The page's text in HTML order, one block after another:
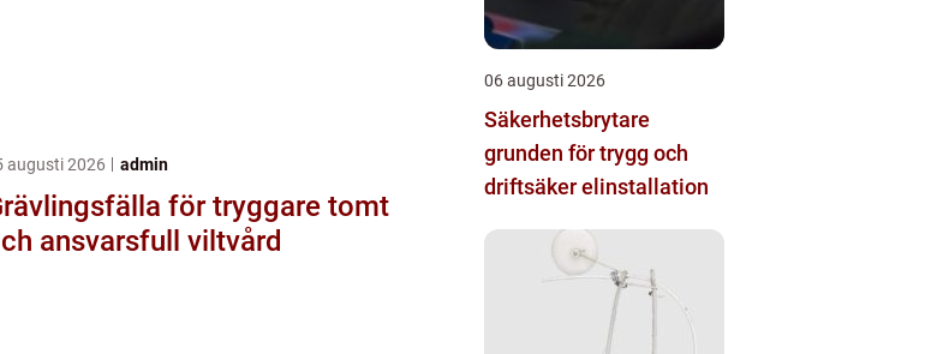
augusti 2026 admin
för tryggare tomt
ansvarsfull viltvård
06 augusti 2026
Säkerhetsbrytare
grunden för trygg och
driftsäker elinstallation